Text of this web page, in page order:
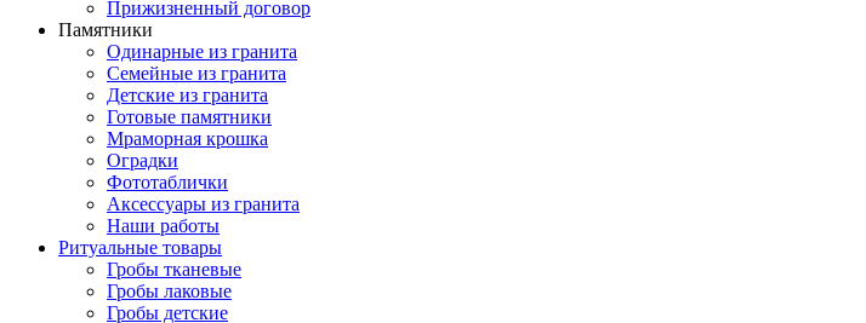
Прижизненный договор
Памятники
Одинарные из гранита
Семейные из гранита
Детские из гранита
Готовые памятники
Мраморная крошка
Оградки
Фототаблички
Аксессуары из гранита
Наши работы
Ритуальные товары
Гробы тканевые
Гробы лаковые
Гробы детские